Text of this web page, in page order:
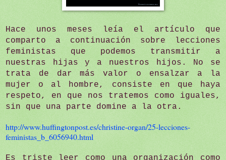
Hace unos meses leía el artículo que
comparto a continuación sobre lecciones
feministas que podemos transmitir a
nuestras hijas y a nuestros hijos. No se
trata de dar más valor o ensalzar a la
mujer o al hombre, consiste en que haya
respeto, en que nos tratemos como iguales,
sin que una parte domine a la otra.
http://www.huffingtonpost.es/christine-organ/25-lecciones-
feministas_b_6056940.html
Es triste leer como una organización como